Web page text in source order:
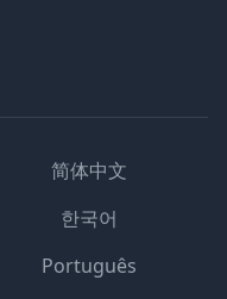
简体中文
한국어
Português